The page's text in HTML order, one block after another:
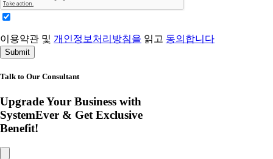
이용약관 및 개인정보처리방침을 읽고 동의합니다
Submit
Talk to Our Consultant
Upgrade Your Business with
SystemEver & Get Exclusive
Benefit!